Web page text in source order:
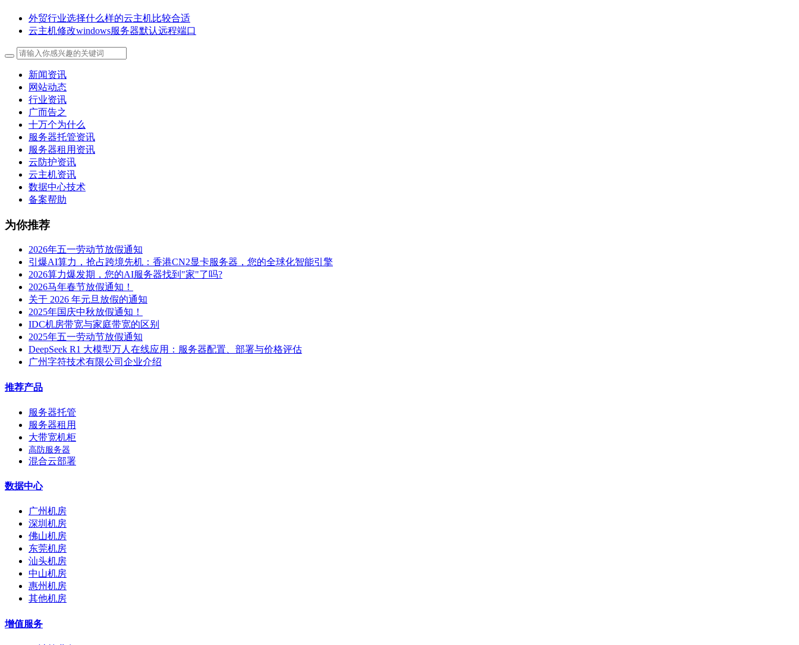
外贸行业选择什么样的云主机比较合适
云主机修改windows服务器默认远程端口
新闻资讯
网站动态
行业资讯
广而告之
十万个为什么
服务器托管资讯
服务器租用资讯
云防护资讯
云主机资讯
数据中心技术
备案帮助
为你推荐
2026年五一劳动节放假通知
引爆AI算力，抢占跨境先机：香港CN2显卡服务器，您的全球化智能引擎
2026算力爆发期，您的AI服务器找到"家"了吗?
2026马年春节放假通知！
关于 2026 年元旦放假的通知
2025年国庆中秋放假通知！
IDC机房带宽与家庭带宽的区别
2025年五一劳动节放假通知
DeepSeek R1 大模型万人在线应用：服务器配置、部署与价格评估
广州字符技术有限公司企业介绍
推荐产品
服务器托管
服务器租用
大带宽机柜
高防服务器
混合云部署
数据中心
广州机房
深圳机房
佛山机房
东莞机房
汕头机房
中山机房
惠州机房
其他机房
增值服务